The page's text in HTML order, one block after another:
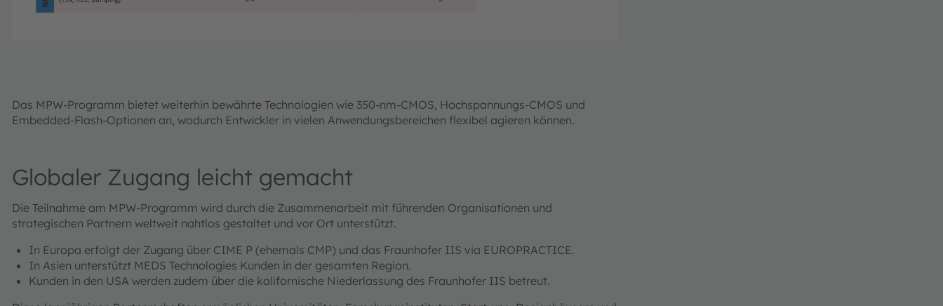
Das MPW-Programm bietet weiterhin bewährte Technologien wie 350-nm-CMOS, Hochspannungs-CMOS und
Embedded-Flash-Optionen an, wodurch Entwickler in vielen Anwendungsbereichen flexibel agieren können.
Globaler Zugang leicht gemacht
Die Teilnahme am MPW-Programm wird durch die Zusammenarbeit mit führenden Organisationen und
strategischen Partnern weltweit nahtlos gestaltet und vor Ort unterstützt.
In Europa erfolgt der Zugang über CIME P (ehemals CMP) und das Fraunhofer IIS via EUROPRACTICE.
In Asien unterstützt MEDS Technologies Kunden in der gesamten Region.
Kunden in den USA werden zudem über die kalifornische Niederlassung des Fraunhofer IIS betreut.